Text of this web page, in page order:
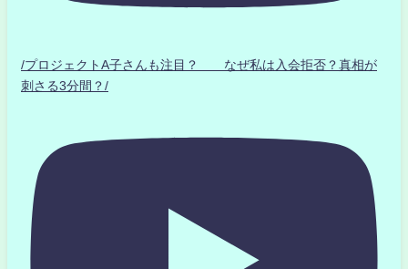
/プロジェクトA子さんも注目？ なぜ私は入会拒否？真相が
刺さる3分間？/